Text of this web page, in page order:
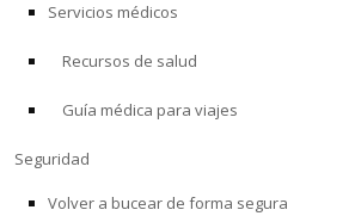
Tienda
PROGRAMAS PROFESIONALES
Servicios médicos
Recursos de salud
Guía médica para viajes
Seguridad
Volver a bucear de forma segura